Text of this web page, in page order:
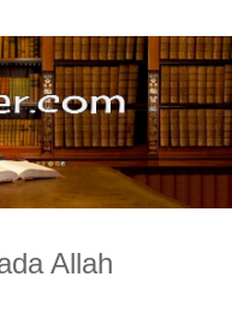
Allah